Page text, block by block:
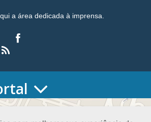
a área dedicada à imprensa.